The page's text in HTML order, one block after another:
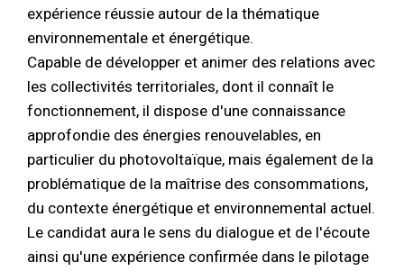
expérience réussie autour de la thématique
environnementale et énergétique.
Capable de développer et animer des relations avec
les collectivités territoriales, dont il connaît le
fonctionnement, il dispose d'une connaissance
approfondie des énergies renouvelables, en
particulier du photovoltaïque, mais également de la
problématique de la maîtrise des consommations,
du contexte énergétique et environnemental actuel.
Le candidat aura le sens du dialogue et de l'écoute
ainsi qu'une expérience confirmée dans le pilotage